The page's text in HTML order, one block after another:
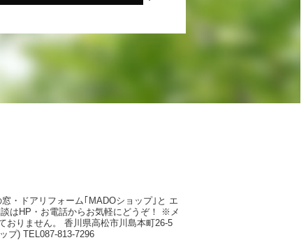
・ドアリフォーム｢MADOショップ｣と エ
談はHP・お電話からお気軽にどうぞ！
※メ
おりません。
香川県高松市川島本町26-5
プ) TEL087-813-7296